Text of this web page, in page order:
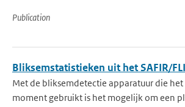
Publication
Bliksemstatistieken uit het SAFIR/
Met de bliksemdetectie apparatuur die
moment gebruikt is het mogelijk om een